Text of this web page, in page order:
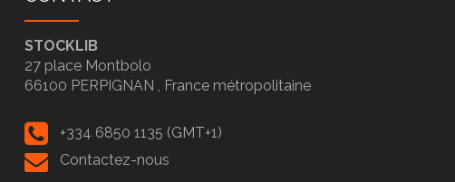
STOCKLIB
27 place Montbolo
66100 PERPIGNAN , France métropolitaine
+334 6850 1135 (GMT+1)
Contactez-nous